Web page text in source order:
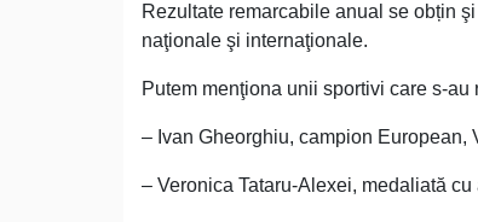
Rezultate remarcabile anual se obțin
naţionale şi internaţionale.
Putem menţiona unii sportivi care s-au
– Ivan Gheorghiu, campion
– Veronica Tataru-Alexei, medaliată